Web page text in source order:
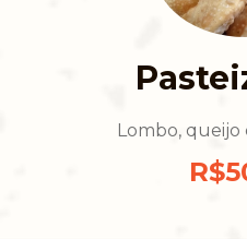
Lombo, queijo